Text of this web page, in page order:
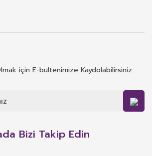
için E-bültenimize Kaydolabilirsiniz.
Bizi Takip Edin